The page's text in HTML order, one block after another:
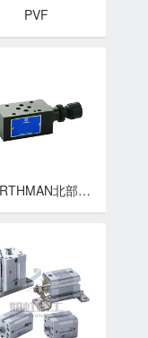
PVF
NORTHMAN北部精机叠加阀 MT-02,03系列叠加式节流阀